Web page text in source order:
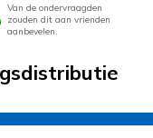
Van de ondervraagden
zouden dit aan vrienden
aanbevelen.